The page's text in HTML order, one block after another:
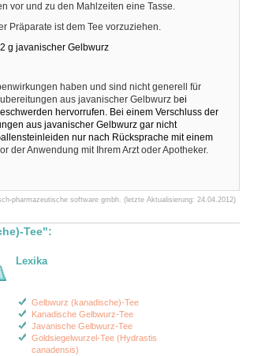
vor und zu den Mahlzeiten eine Tasse.
Präparate ist dem Tee vorzuziehen.
g javanischer Gelbwurz
haben und sind nicht generell für
aus javanischer Gelbwurz bei
hervorrufen. Bei einem Verschluss der
aus javanischer Gelbwurz gar nicht
nur nach Rücksprache mit einem
der Anwendung mit Ihrem Arzt oder Apotheker.
pharmazeutische software gmbh. (letzte Aktualisierung: 24.04.2012)
Tee":
Lexika
Gelbwurz (kanadische)-Tee
Kanadische Gelbwurz-Tee
Javanische Gelbwurz-Tee
Goldsiegelwurzel-Tee (Hydrastis
canadensis)